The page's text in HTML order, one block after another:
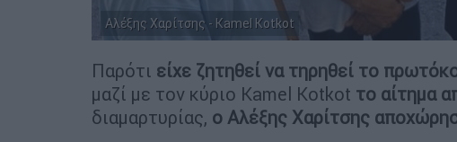
Αλέξης Χαρίτσης - Kamel Kotkot
Παρότι είχε ζητηθεί να τηρηθεί το
μαζί με τον κύριο Kamel Kotkot το αίτημα
διαμαρτυρίας, ο Αλέξης Χαρίτσης